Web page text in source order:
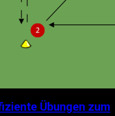
Übungen zum